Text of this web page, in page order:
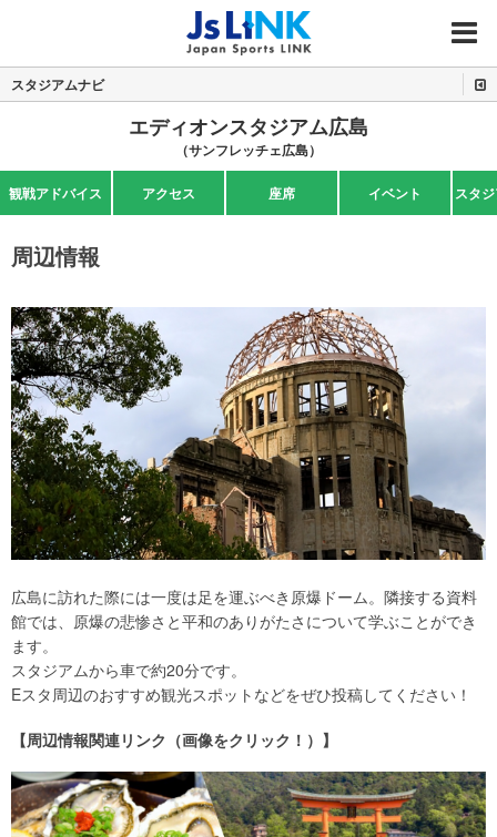
MENU
スタジアムナビ
エディオンスタジアム広島
（サンフレッチェ広島）
観戦アドバイス アクセス 座席 イベント スタ
周辺情報
広島に訪れた際には一度は足を運ぶべき原爆ドーム。隣接する資料
館では、原爆の悲惨さと平和のありがたさについて学ぶことができ
ます。
スタジアムから車で約20分です。
Eスタ周辺のおすすめ観光スポットなどをぜひ投稿してください！
【周辺情報関連リンク（画像をクリック！）】